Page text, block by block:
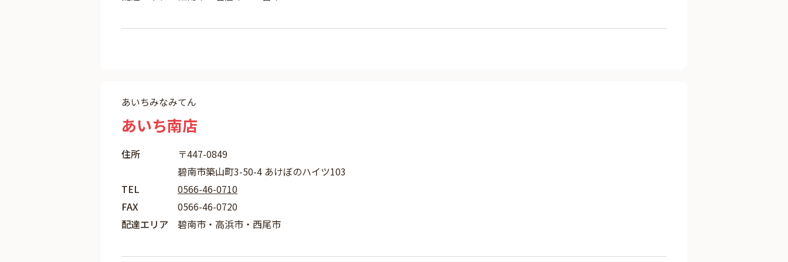
あいちみなみてん
あいち南店
住所
〒447-0849
碧南市築山町3-50-4 あけぼのハイツ103
TEL
0566-46-0710
FAX
0566-46-0720
配達エリア
碧南市・高浜市・西尾市